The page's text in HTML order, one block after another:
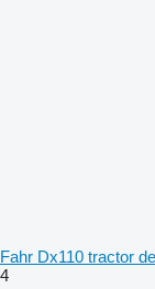
Fahr Dx110 tractor
4